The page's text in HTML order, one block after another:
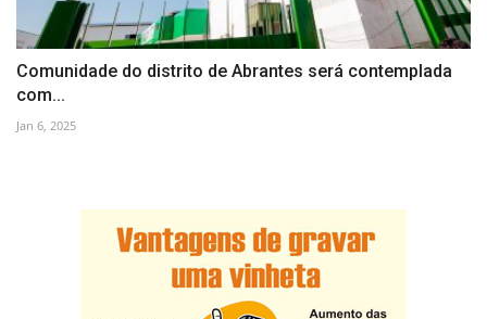
Comunidade do distrito de Abrantes será contemplada
com...
Jan 6, 2025